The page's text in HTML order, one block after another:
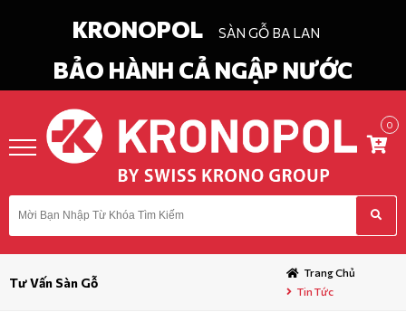
KRONOPOL SÀN GỖ BA LAN
BẢO HÀNH CẢ NGẬP NƯỚC
0
DANH
MỤC
Tư Vấn Sàn Gỗ
Trang Chủ
Tin Tức